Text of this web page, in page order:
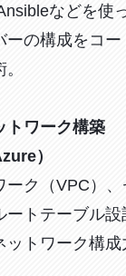
などを使
ーの構成をコー
トワーク構築
）
ク（VPC）、
ートテーブル設
トワーク構成